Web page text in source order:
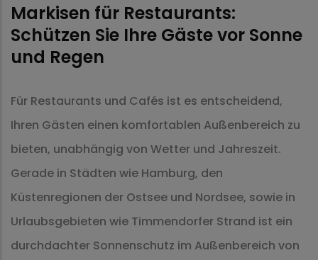
Markisen für Restaurants:
Schützen Sie Ihre Gäste vor Sonne
und Regen
Für Restaurants und Cafés ist es entscheidend,
Ihren Gästen einen komfortablen Außenbereich zu
bieten, unabhängig von Wetter und Jahreszeit.
Gerade in Städten wie Hamburg, den
Küstenregionen der Ostsee und Nordsee, sowie in
Urlaubsgebieten wie Timmendorfer Strand ist ein
durchdachter Sonnenschutz im Außenbereich von